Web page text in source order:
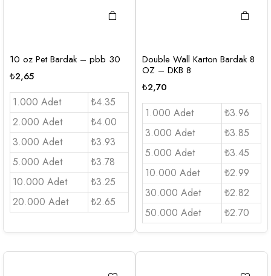
10 oz Pet Bardak – pbb 30
₺2,65
1.000 Adet
₺4.35
2.000 Adet
₺4.00
3.000 Adet
₺3.93
5.000 Adet
₺3.78
10.000 Adet
₺3.25
20.000 Adet
₺2.65
Double Wall Karton Bardak 8
OZ – DKB 8
₺2,70
1.000 Adet
₺3.96
3.000 Adet
₺3.85
5.000 Adet
₺3.45
10.000 Adet
₺2.99
30.000 Adet
₺2.82
50.000 Adet
₺2.70